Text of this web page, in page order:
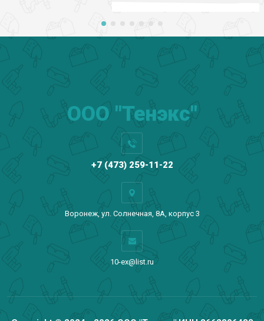
ООО "Тенэкс"
+7 (473) 259-11-22
Воронеж, ул. Солнечная, 8А, корпус 3
10-ex@list.ru